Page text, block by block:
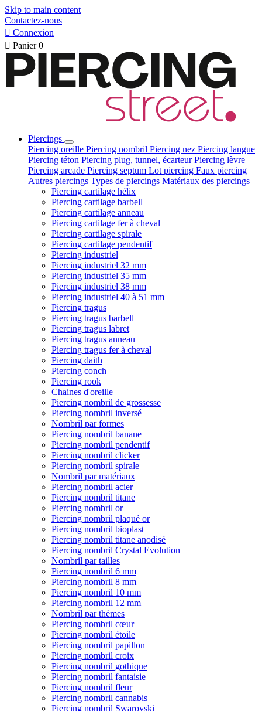
Skip to main content
Contactez-nous
 Connexion
 Panier 0
Piercings
Piercing oreille Piercing nombril Piercing nez Piercing langue
Piercing téton Piercing plug, tunnel, écarteurPiercing lèvre
Piercing arcade Piercing septum Lot piercing Faux piercing
Autres piercings Types de piercings Matériaux des piercings
Piercing cartilage hélix
Piercing cartilage barbell
Piercing cartilage anneau
Piercing cartilage fer à cheval
Piercing cartilage spirale
Piercing cartilage pendentif
Piercing industriel
Piercing industriel 32 mm
Piercing industriel 35 mm
Piercing industriel 38 mm
Piercing industriel 40 à 51 mm
Piercing tragus
Piercing tragus barbell
Piercing tragus labret
Piercing tragus anneau
Piercing tragus fer à cheval
Piercing daith
Piercing conch
Piercing rook
Chaines d'oreille
Piercing nombril de grossesse
Piercing nombril inversé
Nombril par formes
Piercing nombril banane
Piercing nombril pendentif
Piercing nombril clicker
Piercing nombril spirale
Nombril par matériaux
Piercing nombril acier
Piercing nombril titane
Piercing nombril or
Piercing nombril plaqué or
Piercing nombril bioplast
Piercing nombril titane anodisé
Piercing nombril Crystal Evolution
Nombril par tailles
Piercing nombril 6 mm
Piercing nombril 8 mm
Piercing nombril 10 mm
Piercing nombril 12 mm
Nombril par thèmes
Piercing nombril cœur
Piercing nombril étoile
Piercing nombril papillon
Piercing nombril croix
Piercing nombril gothique
Piercing nombril fantaisie
Piercing nombril fleur
Piercing nombril cannabis
Piercing nombril Swarovski